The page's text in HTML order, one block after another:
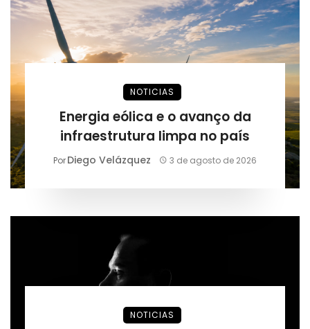
NOTICIAS
Energia eólica e o avanço da
infraestrutura limpa no país
PorDiego Velázquez 3 de agosto de 2026
NOTICIAS